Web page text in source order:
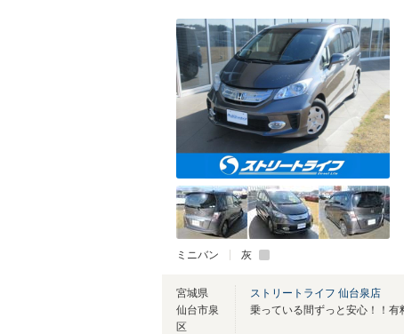
ミニバン 灰
宮城県
仙台市泉
区
ストリートライフ 仙台泉店
乗っている間ずっと安心！！